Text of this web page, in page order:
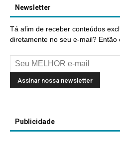
Newsletter
Tá afim de receber conteúdos
diretamente no seu e-mail?
Publicidade